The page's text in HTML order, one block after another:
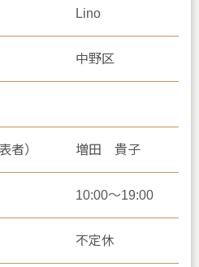
Lino
中野区
者） 増田 貴子
10:00〜19:00
不定休